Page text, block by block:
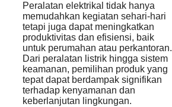
Peralatan elektrikal tidak hanya
memudahkan kegiatan sehari-hari
tetapi juga dapat meningkatkan
produktivitas dan efisiensi, baik
untuk perumahan atau perkantoran.
Dari peralatan listrik hingga sistem
keamanan, pemilihan produk yang
tepat dapat berdampak signifikan
terhadap kenyamanan dan
keberlanjutan lingkungan.